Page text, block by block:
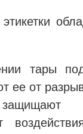
тары
ее от